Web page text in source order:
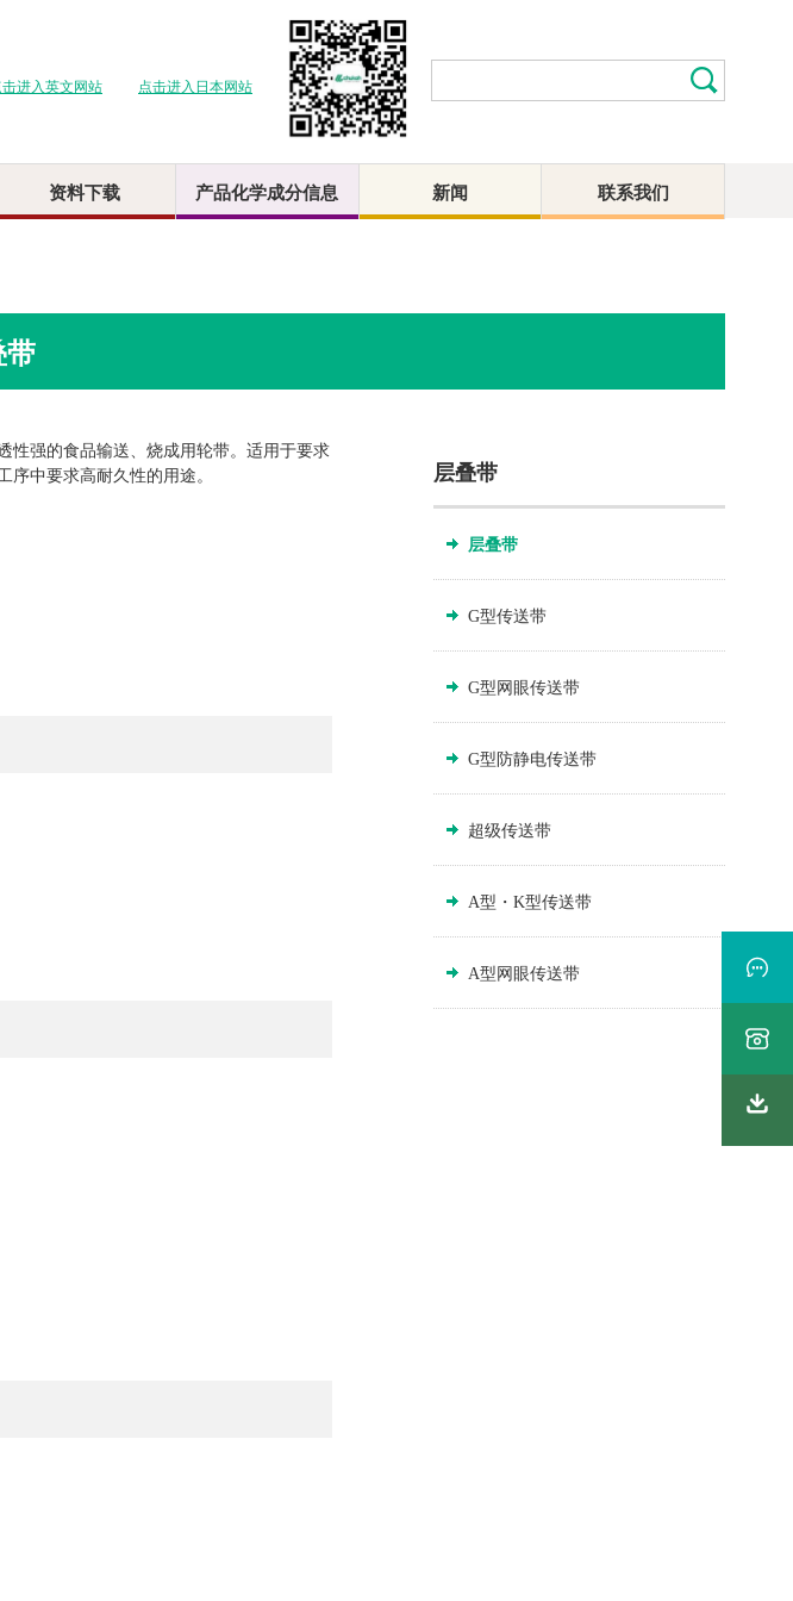
点击进入日本网站
击进入英文网站
资料下载 产品化学成分信息 新闻 联系我们
带
性强的食品输送、烧成用轮带。适用于要求
中要求高耐久性的用途。
层叠带
层叠带
G型传送带
G型网眼传送带
G型防静电传送带
超级传送带
A型・K型传送带
A型网眼传送带